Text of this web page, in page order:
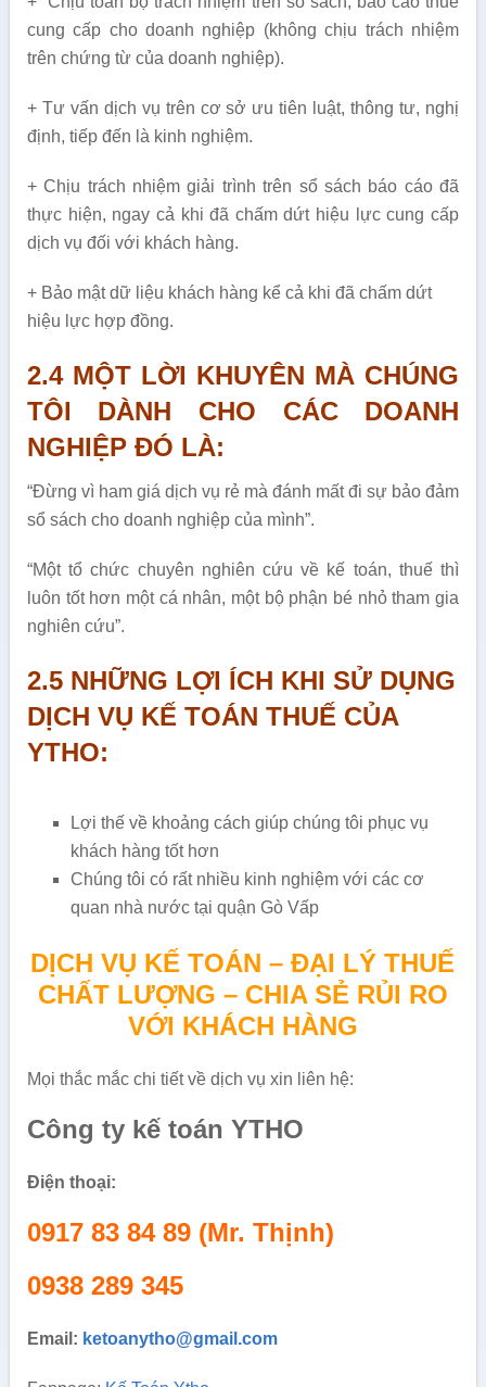
cung cấp cho doanh nghiệp (không chịu trách nhiệm
trên chứng từ của doanh nghiệp).
+ Tư vấn dịch vụ trên cơ sở ưu tiên luật, thông tư, nghị
định, tiếp đến là kinh nghiệm.
+ Chịu trách nhiệm giải trình trên sổ sách báo cáo đã
thực hiện, ngay cả khi đã chấm dứt hiệu lực cung cấp
dịch vụ đối với khách hàng.
+ Bảo mật dữ liệu khách hàng kể cả khi đã chấm dứt
hiệu lực hợp đồng.
2.4 MỘT LỜI KHUYÊN MÀ CHÚNG
TÔI DÀNH CHO CÁC DOANH
NGHIỆP ĐÓ LÀ:
“Đừng vì ham giá dịch vụ rẻ mà đánh mất đi sự bảo đảm
sổ sách cho doanh nghiệp của mình”.
“Một tổ chức chuyên nghiên cứu về kế toán, thuế thì
luôn tốt hơn một cá nhân, một bộ phận bé nhỏ tham gia
nghiên cứu”.
2.5 NHỮNG LỢI ÍCH KHI SỬ DỤNG
DỊCH VỤ KẾ TOÁN THUẾ CỦA
YTHO:
Lợi thế về khoảng cách giúp chúng tôi phục vụ
khách hàng tốt hơn
Chúng tôi có rất nhiều kinh nghiệm với các cơ
quan nhà nước tại quận Gò Vấp
DỊCH VỤ KẾ TOÁN – ĐẠI LÝ THUẾ
CHẤT LƯỢNG – CHIA SẺ RỦI RO
VỚI KHÁCH HÀNG
Mọi thắc mắc chi tiết về dịch vụ xin liên hệ:
Công ty kế toán YTHO
Điện thoại:
0917 83 84 89 (Mr. Thịnh)
0938 289 345
Email: ketoanytho@gmail.com